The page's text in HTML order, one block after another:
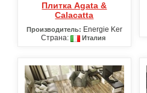
Плитка Agata &
Calacatta
Производитель: Energie Ker
Страна:
Италия